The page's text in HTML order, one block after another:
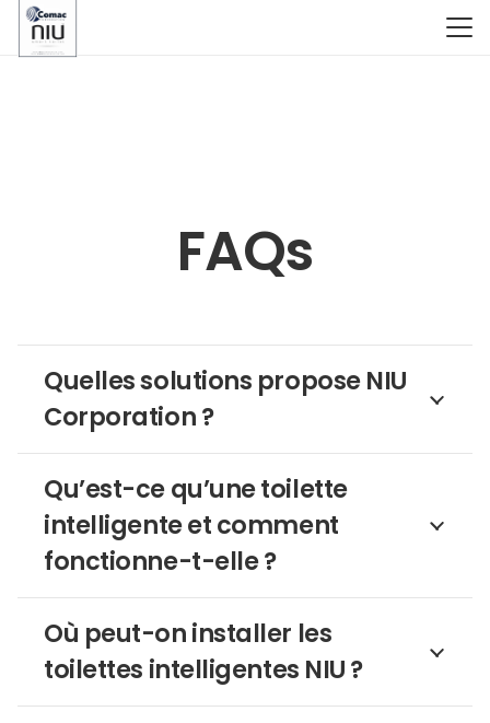
FAQs
Quelles solutions propose NIU
Corporation ?
Qu’est-ce qu’une toilette
intelligente et comment
fonctionne-t-elle ?
Où peut-on installer les
toilettes intelligentes NIU ?